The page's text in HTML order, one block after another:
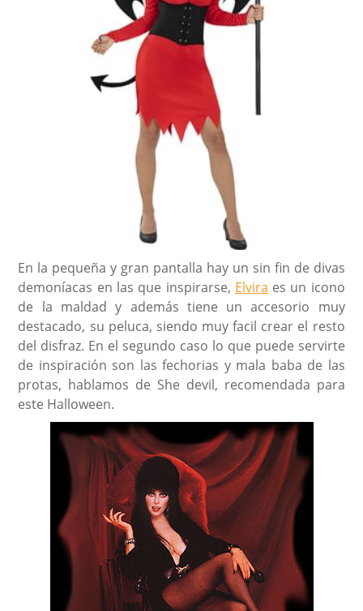
En la pequeña y gran pantalla hay un sin fin de divas
demoníacas en las que inspirarse, Elvira es un icono
de la maldad y además tiene un accesorio muy
destacado, su peluca, siendo muy facil crear el resto
del disfraz. En el segundo caso lo que puede servirte
de inspiración son las fechorias y mala baba de las
protas, hablamos de She devil, recomendada para
este Halloween.